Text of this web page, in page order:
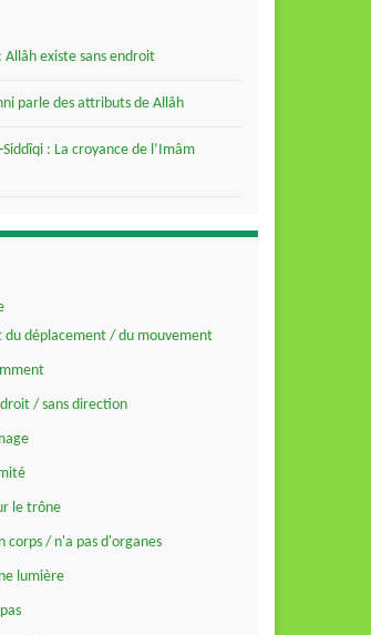
existe sans endroit
parle des attributs de Allâh
Siddîqi : La croyance de l’Imâm
du déplacement / du mouvement
/ sans direction
le trône
corps / n'a pas d'organes
lumière